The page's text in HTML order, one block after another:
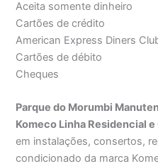
Aceita somente dinheiro
Cartões de crédito
American Express Diners
Cartões de débito
Cheques
Parque do Morumbi
Komeco Linha Residencial
em instalações, consertos,
condicionado da marca